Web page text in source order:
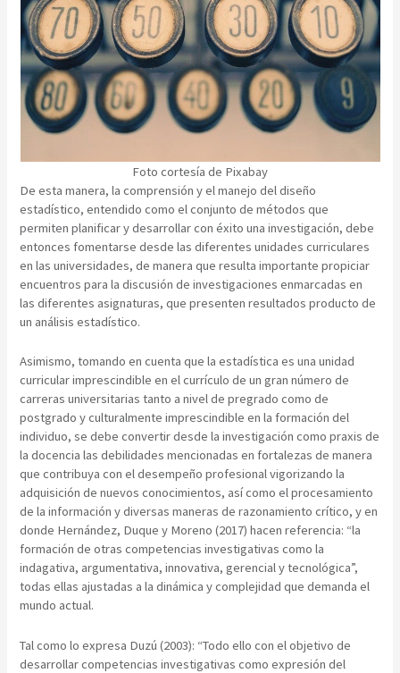
Foto cortesía de Pixabay
De esta manera, la comprensión y el manejo del diseño
estadístico, entendido como el conjunto de métodos que
permiten planificar y desarrollar con éxito una investigación, debe
entonces fomentarse desde las diferentes unidades curriculares
en las universidades, de manera que resulta importante propiciar
encuentros para la discusión de investigaciones enmarcadas en
las diferentes asignaturas, que presenten resultados producto de
un análisis estadístico.
Asimismo, tomando en cuenta que la estadística es una unidad
curricular imprescindible en el currículo de un gran número de
carreras universitarias tanto a nivel de pregrado como de
postgrado y culturalmente imprescindible en la formación del
individuo, se debe convertir desde la investigación como praxis de
la docencia las debilidades mencionadas en fortalezas de manera
que contribuya con el desempeño profesional vigorizando la
adquisición de nuevos conocimientos, así como el procesamiento
de la información y diversas maneras de razonamiento crítico, y en
donde Hernández, Duque y Moreno (2017) hacen referencia: “la
formación de otras competencias investigativas como la
indagativa, argumentativa, innovativa, gerencial y tecnológica”,
todas ellas ajustadas a la dinámica y complejidad que demanda el
mundo actual.
Tal como lo expresa Duzú (2003): “Todo ello con el objetivo de
desarrollar competencias investigativas como expresión del